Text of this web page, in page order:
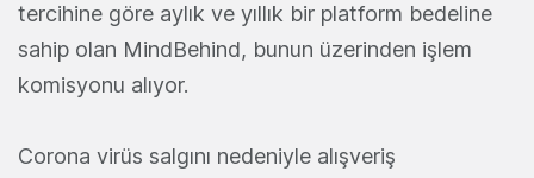
tercihine göre aylık ve yıllık bir platform bedeline
sahip olan MindBehind, bunun üzerinden işlem
komisyonu alıyor.
Corona virüs salgını nedeniyle alışveriş